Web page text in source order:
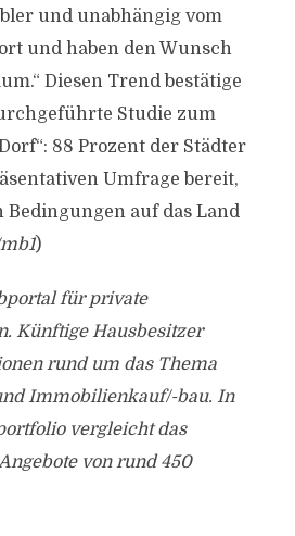
und unabhängig vom
und haben den Wunsch
Diesen Trend bestätige
Studie zum
88 Prozent der Städter
Umfrage bereit,
auf das Land
)
für private
Künftige Hausbesitzer
rund um das Thema
Immobilienkauf/-bau. In
vergleicht das
von rund 450